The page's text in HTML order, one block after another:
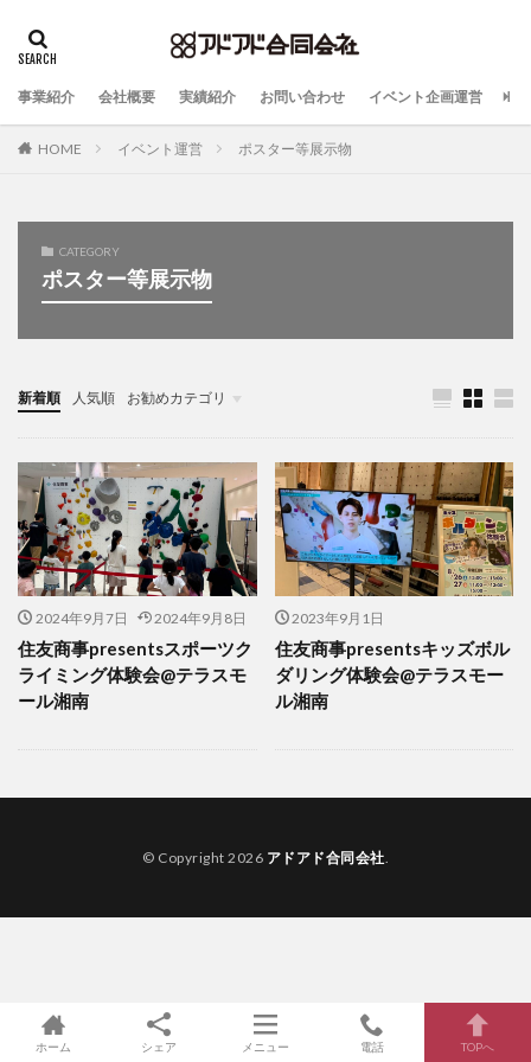
事業紹介 会社概要 実績紹介 お問い合わせ イベント企画運営
HOME イベント運営 ポスター等展示物
CATEGORY
ポスター等展示物
新着順 人気順 お勧めカテゴリ
未分類
2024年9月7日 2024年9月8日
住友商事presentsスポーツク
ライミング体験会@テラスモ
ール湘南
2023年9月1日
住友商事presentsキッズボル
ダリング体験会@テラスモー
ル湘南
© Copyright 2026 アドアド合同会社.
ホーム シェア メニュー 電話 TOPへ